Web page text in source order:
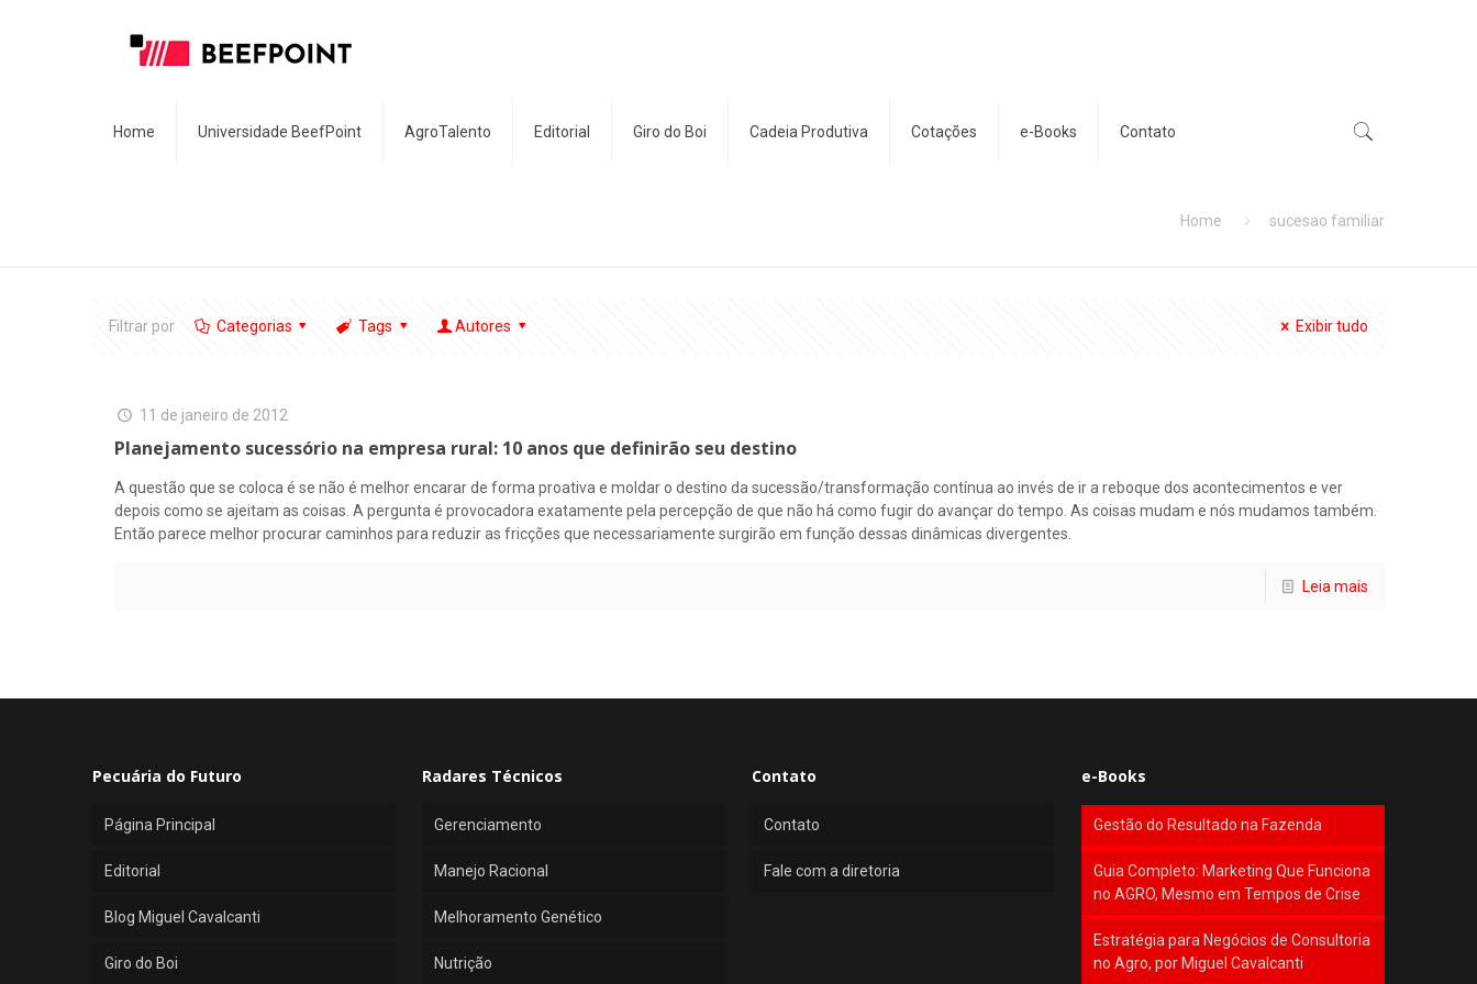
Home Universidade BeefPoint AgroTalento Editorial Giro do Boi Cadeia Produtiva Cotações e-Books Contato
Home sucesao familiar
Filtrar por Categorias Tags Autores Exibir tudo
11 de janeiro de 2012
Planejamento sucessório na empresa rural: 10 anos que definirão seu destino
A questão que se coloca é se não é melhor encarar de forma proativa e moldar o destino da sucessão/transformação contínua ao invés de ir a reboque dos acontecimentos e ver
depois como se ajeitam as coisas. A pergunta é provocadora exatamente pela percepção de que não há como fugir do avançar do tempo. As coisas mudam e nós mudamos também.
Então parece melhor procurar caminhos para reduzir as fricções que necessariamente surgirão em função dessas dinâmicas divergentes.
Leia mais
Pecuária do Futuro
Página Principal
Editorial
Blog Miguel Cavalcanti
Giro do Boi
Radares Técnicos
Gerenciamento
Manejo Racional
Melhoramento Genético
Nutrição
Contato
Contato
Fale com a diretoria
e-Books
Gestão do Resultado na Fazenda
Guia Completo: Marketing Que Funciona
no AGRO, Mesmo em Tempos de Crise
Estratégia para Negócios de Consultoria
no Agro, por Miguel Cavalcanti